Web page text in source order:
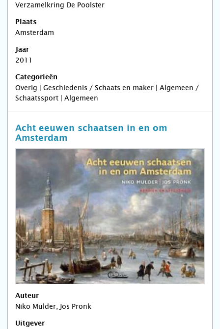
Verzamelkring De Poolster
Plaats
Amsterdam
Jaar
2011
Categorieën
Overig | Geschiedenis / Schaats en maker | Algemeen /
Schaatssport | Algemeen
Acht eeuwen schaatsen in en om
Amsterdam
Auteur
Niko Mulder, Jos Pronk
Uitgever